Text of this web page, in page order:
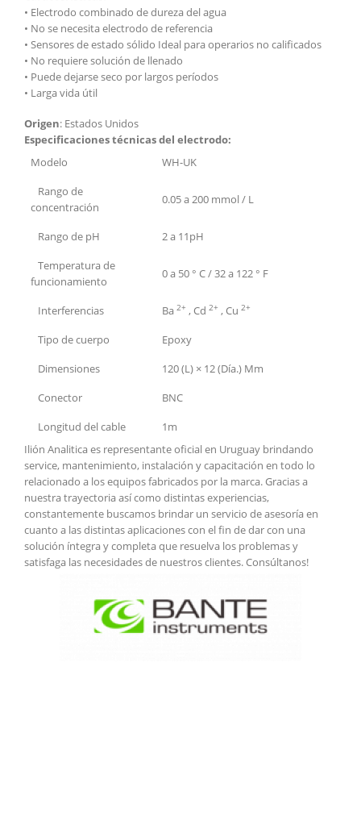
• Electrodo combinado de dureza del agua
• No se necesita electrodo de referencia
• Sensores de estado sólido Ideal para operarios no calificados
• No requiere solución de llenado
• Puede dejarse seco por largos períodos
• Larga vida útil
Origen: Estados Unidos
Especificaciones técnicas del electrodo:
Modelo
WH-UK
Rango de
concentración
0.05 a 200 mmol / L
Rango de pH
2 a 11pH
Temperatura de
funcionamiento
0 a 50 ° C / 32 a 122 ° F
Interferencias Ba 2+ , Cd 2+ , Cu 2+
Tipo de cuerpo
Epoxy
Dimensiones
120 (L) × 12 (Día.) Mm
Conector
BNC
Longitud del cable
1m
Ilión Analitica es representante oficial en Uruguay brindando
service, mantenimiento, instalación y capacitación en todo lo
relacionado a los equipos fabricados por la marca. Gracias a
nuestra trayectoria así como distintas experiencias,
constantemente buscamos brindar un servicio de asesoría en
cuanto a las distintas aplicaciones con el fin de dar con una
solución íntegra y completa que resuelva los problemas y
satisfaga las necesidades de nuestros clientes. Consúltanos!